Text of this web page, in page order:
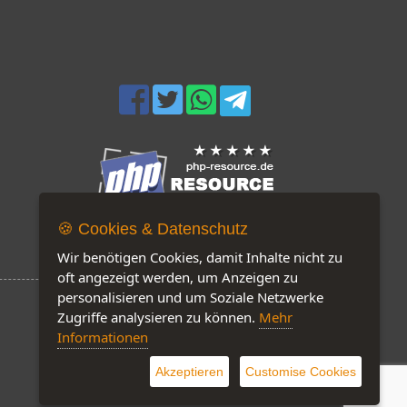
Jetzt auf unserer Seite: 190
🍪 Cookies & Datenschutz
Wir benötigen Cookies, damit Inhalte nicht zu
oft angezeigt werden, um Anzeigen zu
personalisieren und um Soziale Netzwerke
Zugriffe analysieren zu können. Mehr
Informationen
Akzeptieren Customise Cookies